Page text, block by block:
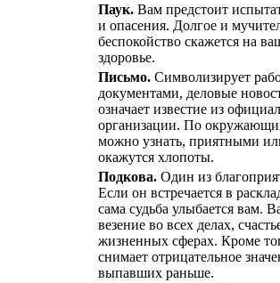
Паук. Вам предстоит
и опасения. Долгое и
беспокойство скажется на
здоровье.
Письмо. Символизирует
документами, деловые
означает известие из
организации. По
можно узнать, приятными
окажутся хлопоты.
Подкова. Один из
Если он встречается в
сама судьба улыбается вам.
везение во всех делах,
жизненных сферах. Кроме
снимает отрицательное
выпавших раньше.